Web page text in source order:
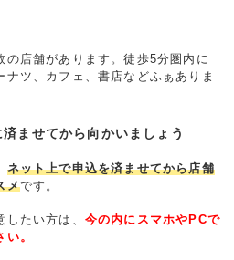
の店舗があります。徒歩5分圏内に
ツ、カフェ、書店などふぁありま
ませてから向かいましょう
ネット上で申込を済ませてから店舗
メです。
たい方は、 今の内にスマホやPCで
。